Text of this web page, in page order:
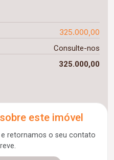
325.000,00
Consulte-nos
325.000,00
este imóvel
retornamos o seu contato